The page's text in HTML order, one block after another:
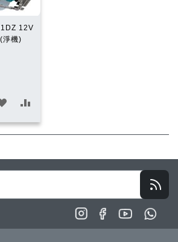
12V
淨機)
入 入